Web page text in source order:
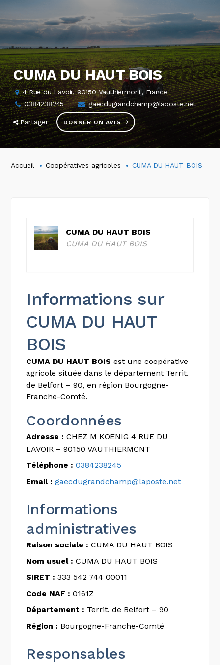
CUMA DU HAUT BOIS
4 Rue du Lavoir, 90150 Vauthiermont, France
0384238245
gaecdugrandchamp@laposte.net
Partager DONNER UN AVIS
Accueil Coopératives agricoles CUMA DU HAUT BOIS
CUMA DU HAUT BOIS
CUMA DU HAUT BOIS
Informations sur
CUMA DU HAUT
BOIS
CUMA DU HAUT BOIS est une coopérative
agricole située dans le département Territ.
de Belfort – 90, en région Bourgogne-
Franche-Comté.
Coordonnées
Adresse : CHEZ M KOENIG 4 RUE DU
LAVOIR – 90150 VAUTHIERMONT
Téléphone : 0384238245
Email : gaecdugrandchamp@laposte.net
Informations
administratives
Raison sociale : CUMA DU HAUT BOIS
Nom usuel : CUMA DU HAUT BOIS
SIRET : 333 542 744 00011
Code NAF : 0161Z
Département : Territ. de Belfort – 90
Région : Bourgogne-Franche-Comté
Responsables